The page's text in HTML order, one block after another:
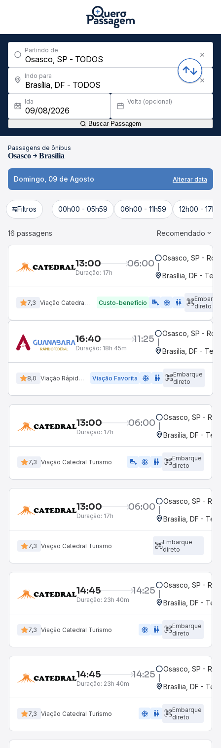
Partindo de
Indo para
Ida Volta (opcional)
Buscar Passagem
Passagens de ônibus
Osasco Brasília
Domingo, 09 de Agosto Alterar data
Filtros 00h00 - 05h59 06h00 - 11h59 12h00 -
16 passagens Recomendado
13:00 06:00
Duração: 17h
Osasco, SP -
Brasília, DF -
7,3 Viação Catedral Turismo Custo-benefício airline_seat_legroom_extra ac_unit wc
direto
16:40 11:25
Duração: 18h 45m
Osasco, SP -
Brasília, DF -
8,0 Viação Rápido Federal Viação Favorita ac_unit wc
Embarque
direto
13:00 06:00
Duração: 17h
Osasco, SP -
Brasília, DF -
7,3 Viação Catedral Turismo airline_seat_legroom_extra ac_unit wc
Embarque
direto
13:00 06:00
Duração: 17h
Osasco, SP -
Brasília, DF -
7,3 Viação Catedral Turismo
Embarque
direto
14:45 14:25
Duração: 23h 40m
Osasco, SP -
Brasília, DF -
7,3 Viação Catedral Turismo ac_unit wc
Embarque
direto
14:45 14:25
Duração: 23h 40m
Osasco, SP -
Brasília, DF -
7,3 Viação Catedral Turismo ac_unit wc
Embarque
direto